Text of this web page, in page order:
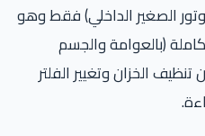
الصغير الداخلي) فقط وهو
(بالعوامة والجسم
الخزان وتغيير الفلتر